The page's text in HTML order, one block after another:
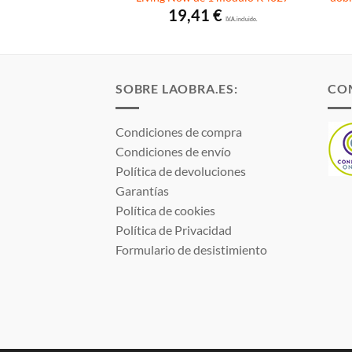
19,41 €I.V.A. incluido.
SOBRE LAOBRA.ES:
Condiciones de compra
Condiciones de envío
Política de devoluciones
Garantías
Política de cookies
Política de Privacidad
Formulario de desistimiento